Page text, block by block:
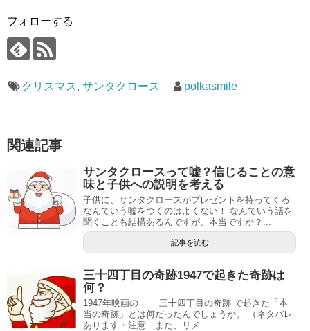
フォローする
クリスマス, サンタクロース polkasmile
関連記事
サンタクロースって嘘？信じることの意
味と子供への説明を考える
子供に、サンタクロースがプレゼントを持ってくる
なんていう嘘をつくのはよくない！ なんていう話を
聞くことも結構あるんですが、本当ですか？...
記事を読む
三十四丁目の奇跡1947で起きた奇跡は
何？
1947年映画の 三十四丁目の奇跡 で起きた「本
当の奇跡」とは何だったんでしょうか。 （ネタバレ
あります・注意 また、リメ...